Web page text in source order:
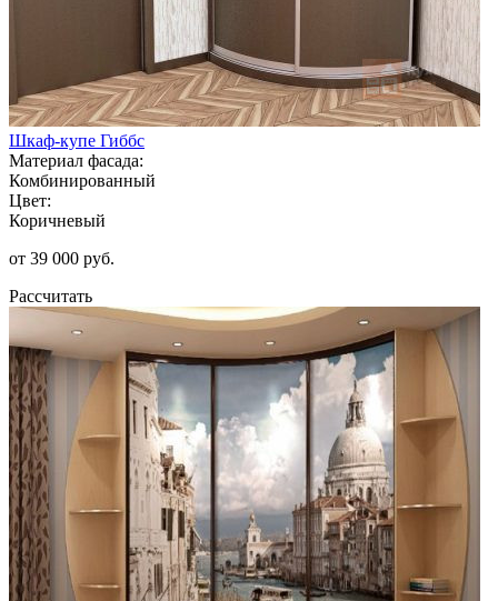
Шкаф-купе Гиббс
Материал фасада:
Комбинированный
Цвет:
Коричневый
от 39 000 руб.
Рассчитать